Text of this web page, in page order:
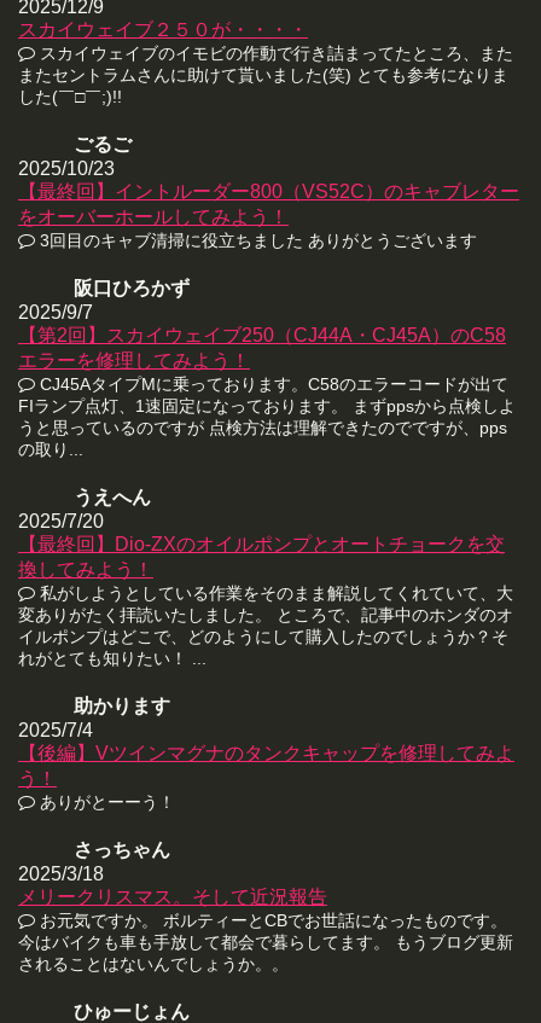
2025/12/9
スカイウェイブ２５０が・・・・
スカイウェイブのイモビの作動で行き詰まってたところ、また
またセントラムさんに助けて貰いました(笑) とても参考になりま
した(￣□￣;)!!
ごるご
2025/10/23
【最終回】イントルーダー800（VS52C）のキャブレター
をオーバーホールしてみよう！
3回目のキャブ清掃に役立ちました ありがとうございます
阪口ひろかず
2025/9/7
【第2回】スカイウェイブ250（CJ44A・CJ45A）のC58
エラーを修理してみよう！
CJ45AタイプMに乗っております。C58のエラーコードが出て
FIランプ点灯、1速固定になっております。 まずppsから点検しよ
うと思っているのですが 点検方法は理解できたのでですが、pps
の取り...
うえへん
2025/7/20
【最終回】Dio-ZXのオイルポンプとオートチョークを交
換してみよう！
私がしようとしている作業をそのまま解説してくれていて、大
変ありがたく拝読いたしました。 ところで、記事中のホンダのオ
イルポンプはどこで、どのようにして購入したのでしょうか？そ
れがとても知りたい！ ...
助かります
2025/7/4
【後編】Vツインマグナのタンクキャップを修理してみよ
う！
ありがとーーう！
さっちゃん
2025/3/18
メリークリスマス。そして近況報告
お元気ですか。 ボルティーとCBでお世話になったものです。
今はバイクも車も手放して都会で暮らしてます。 もうブログ更新
されることはないんでしょうか。。
ひゅーじょん